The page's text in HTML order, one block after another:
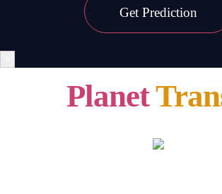
Get Prediction
Planet